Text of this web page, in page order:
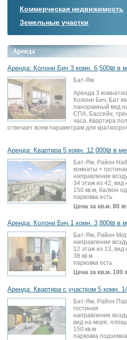
Коммерческая недвижимость
Земельные участки
Аренда
Аренда: Колони Бич 3 комн. 6,500₪ в
Бат-Ям
Аренда 3
Колони Бич, Бат
панорамный вид
СПА, Бассейн,
часа. Квартира
отвечает всем параметрам для
Аренда: Квартира 5 комн. 12,000₪ в
Бат-Ям, Район
комнаты +
направление
34 этаж из 42,
150 кв.м, балкон
парковка есть
Цена за кв.м. 80 ₪
Аренда: Колони Бич 1 комн. 3,800₪ в
Бат-Ям, Район
направление
12 этаж из 13,
38 кв.м
парковка есть
Цена за кв.м. 100
Аренда: Квартира с участком 5 комн.
Бат-Ям, Район
гостиная
направление
вид на море,
150 кв.м
парковка